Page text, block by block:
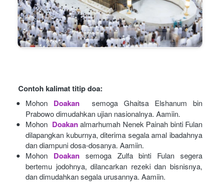
Contoh kalimat titip doa:
Mohon Doakan
semoga Ghaitsa Elshanum bin
Prabowo dimudahkan ujian nasionalnya. Aamiin.
Mohon Doakan almarhumah Nenek Painah binti Fulan
dilapangkan kuburnya, diterima segala amal ibadahnya
dan diampuni dosa-dosanya. Aamiin.
Mohon
Doakan semoga Zulfa binti Fulan segera
bertemu jodohnya, dilancarkan rezeki dan bisnisnya,
dan dimudahkan segala urusannya. Aamiin.